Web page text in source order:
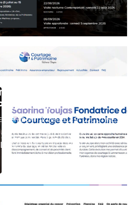
site Courtage et
, IDENTITÉ VISUELLE ET LOGOTYPE,
INTERNET,IDENTITÉ
LOGO,PHOTO ET VIDÉO